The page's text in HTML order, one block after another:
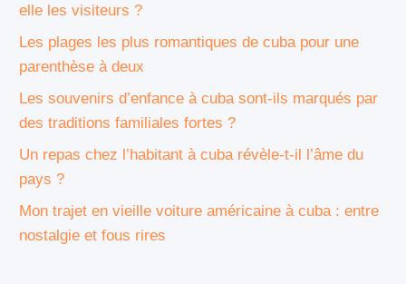
elle les visiteurs ?
Les plages les plus romantiques de cuba pour une
parenthèse à deux
Les souvenirs d’enfance à cuba sont-ils marqués par
des traditions familiales fortes ?
Un repas chez l’habitant à cuba révèle-t-il l’âme du
pays ?
Mon trajet en vieille voiture américaine à cuba : entre
nostalgie et fous rires